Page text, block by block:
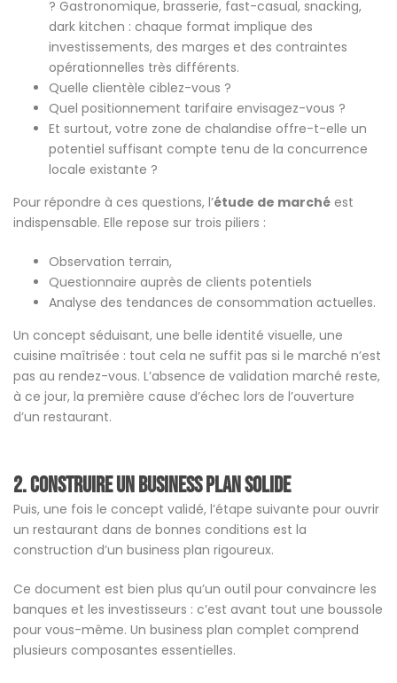
? Gastronomique, brasserie, fast-casual, snacking,
dark kitchen : chaque format implique des
investissements, des marges et des contraintes
opérationnelles très différents.
Quelle clientèle ciblez-vous ?
Quel positionnement tarifaire envisagez-vous ?
Et surtout, votre zone de chalandise offre-t-elle un
potentiel suffisant compte tenu de la concurrence
locale existante ?
Pour répondre à ces questions, l’étude de marché est
indispensable. Elle repose sur trois piliers :
Observation terrain,
Questionnaire auprès de clients potentiels
Analyse des tendances de consommation actuelles.
Un concept séduisant, une belle identité visuelle, une
cuisine maîtrisée : tout cela ne suffit pas si le marché n’est
pas au rendez-vous. L’absence de validation marché reste,
à ce jour, la première cause d’échec lors de l’ouverture
d’un restaurant.
2. Construire un business plan solide
Puis, une fois le concept validé, l’étape suivante pour ouvrir
un restaurant dans de bonnes conditions est la
construction d’un business plan rigoureux.
Ce document est bien plus qu’un outil pour convaincre les
banques et les investisseurs : c’est avant tout une boussole
pour vous-même. Un business plan complet comprend
plusieurs composantes essentielles.